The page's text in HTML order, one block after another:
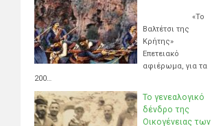
«Το
Βαλτέτσι της
Κρήτης»
Επετειακό
αφιέρωμα, για τα
200…
Το γενεαλογικό
δένδρο της
Οικογένειας των